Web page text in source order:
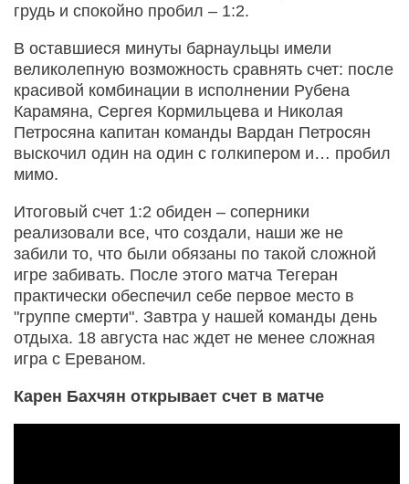
грудь и спокойно пробил – 1:2.
В оставшиеся минуты барнаульцы имели
великолепную возможность сравнять счет: после
красивой комбинации в исполнении Рубена
Карамяна, Сергея Кормильцева и Николая
Петросяна капитан команды Вардан Петросян
выскочил один на один с голкипером и… пробил
мимо.
Итоговый счет 1:2 обиден – соперники
реализовали все, что создали, наши же не
забили то, что были обязаны по такой сложной
игре забивать. После этого матча Тегеран
практически обеспечил себе первое место в
"группе смерти". Завтра у нашей команды день
отдыха. 18 августа нас ждет не менее сложная
игра с Ереваном.
Карен Бахчян открывает счет в матче